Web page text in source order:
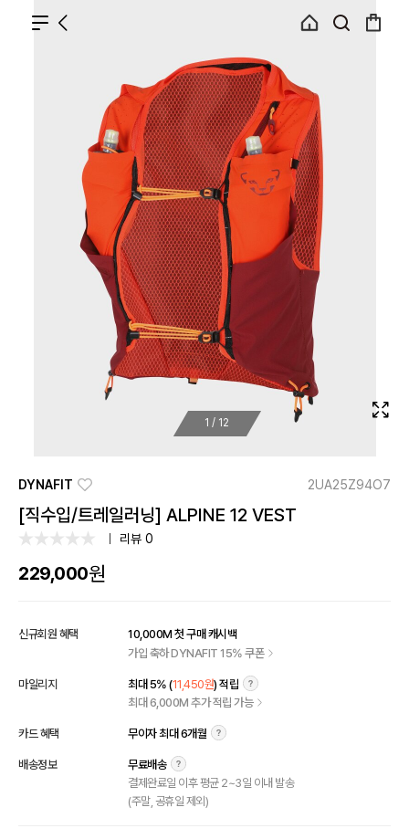
1 / 12
DYNAFIT 2UA25Z94O7
[직수입/트레일러닝] ALPINE 12 VEST
리뷰 0
229,000원
신규회원 혜택
10,000M 첫 구매 캐시백
가입 축하 DYNAFIT 15% 쿠폰
마일리지 최대 5% (11,450원) 적립
최대 6,000M 추가 적립 가능
카드 혜택 무이자 최대 6개월
배송정보
무료배송
결제완료일 이후 평균 2~3일 이내 발송
(주말, 공휴일 제외)